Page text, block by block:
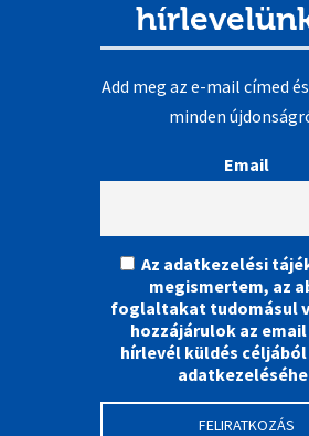
Add meg az e-mail címed
minden
Email
Az adatkezelési
megismertem, az
foglaltakat tudomásul
hozzájárulok az
hírlevél küldés